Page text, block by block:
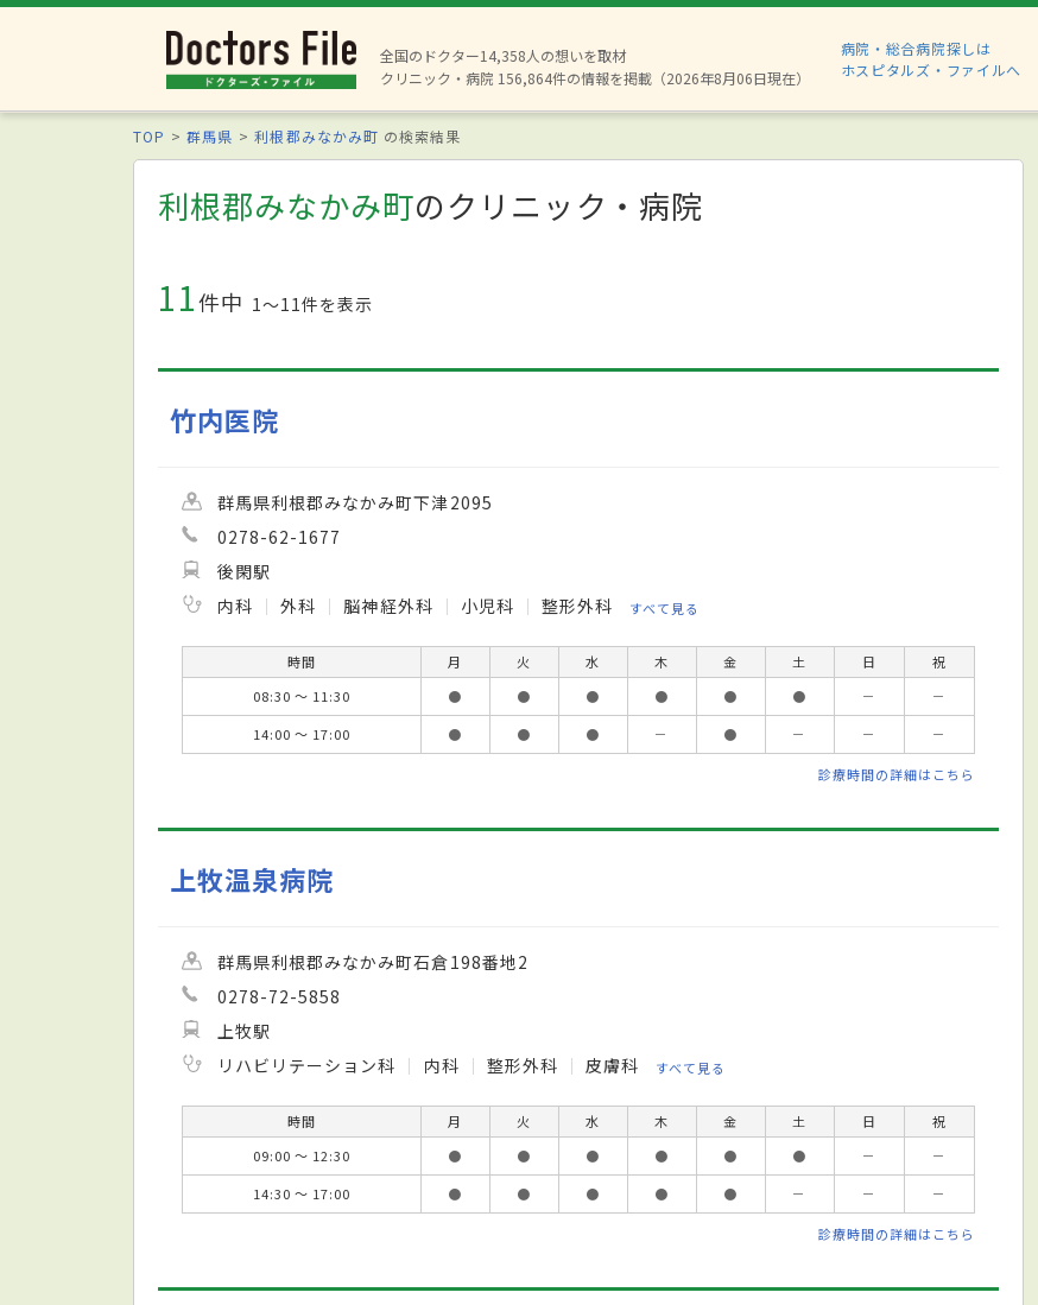
全国のドクター14,358人の想いを取材
クリニック・病院 156,864件の情報を掲載（2026年8月06日現在）
病院・総合病院探しは
ホスピタルズ・ファイルへ
TOP 群馬県 利根郡みなかみ町 の検索結果
利根郡みなかみ町のクリニック・病院
11件中 1〜11件を表示
竹内医院
群馬県利根郡みなかみ町下津2095
0278-62-1677
後閑駅
内科
外科 脳神経外科 小児科 整形外科 すべて見る
時間 月 火 水 木 金 土 日
祝
08:30 ～ 11:30
● ● ● ● ● ● －
－
14:00 ～ 17:00
● ● ● － ● － － －
診療時間の詳細はこちら
上牧温泉病院
群馬県利根郡みなかみ町石倉198番地2
0278-72-5858
上牧駅
リハビリテーション科
内科 整形外科 皮膚科 すべて見る
時間 月 火 水 木 金 土 日
祝
09:00 ～ 12:30
● ● ● ● ● ● －
－
14:30 ～ 17:00
● ● ● ● ● － － －
診療時間の詳細はこちら